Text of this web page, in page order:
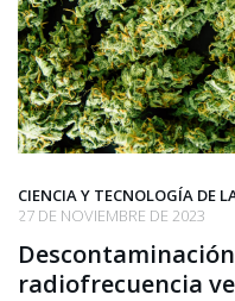
CIENCIA Y TECNOLOGÍA DE
27 DE NOVIEMBRE DE 2023
radiofrecuencia